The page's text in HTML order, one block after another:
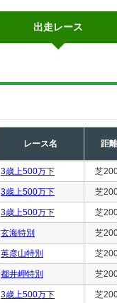
出走レース
レース名 距離
3歳上500万下 芝
3歳上500万下 芝
3歳上500万下 芝
玄海特別 芝
英彦山特別 芝
都井岬特別 芝
3歳上500万下 芝